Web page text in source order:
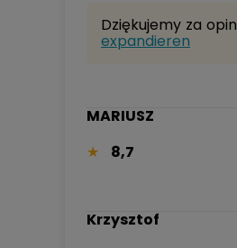
expandieren
MARIUSZ
8,7
Krzysztof